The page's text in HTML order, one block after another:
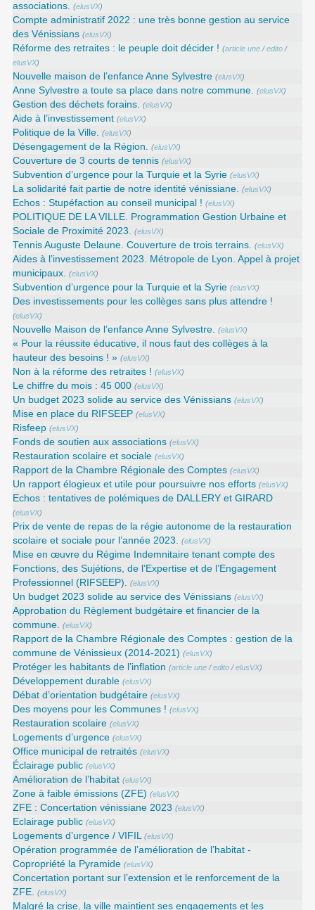
associations. (elusVX)
Compte administratif 2022 : une très bonne gestion au service
des Vénissians (elusVX)
Réforme des retraites : le peuple doit décider ! (article une /edito /
elusVX)
Nouvelle maison de l’enfance Anne Sylvestre (elusVX)
Anne Sylvestre a toute sa place dans notre commune. (elusVX)
Gestion des déchets forains. (elusVX)
Aide à l’investissement (elusVX)
Politique de la Ville. (elusVX)
Désengagement de la Région. (elusVX)
Couverture de 3 courts de tennis (elusVX)
Subvention d’urgence pour la Turquie et la Syrie (elusVX)
La solidarité fait partie de notre identité vénissiane. (elusVX)
Echos : Stupéfaction au conseil municipal ! (elusVX)
POLITIQUE DE LA VILLE. Programmation Gestion Urbaine et
Sociale de Proximité 2023. (elusVX)
Tennis Auguste Delaune. Couverture de trois terrains. (elusVX)
Aides à l’investissement 2023. Métropole de Lyon. Appel à projet
municipaux. (elusVX)
Subvention d’urgence pour la Turquie et la Syrie (elusVX)
Des investissements pour les collèges sans plus attendre !
(elusVX)
Nouvelle Maison de l’enfance Anne Sylvestre. (elusVX)
« Pour la réussite éducative, il nous faut des collèges à la
hauteur des besoins ! » (elusVX)
Non à la réforme des retraites ! (elusVX)
Le chiffre du mois : 45 000 (elusVX)
Un budget 2023 solide au service des Vénissians (elusVX)
Mise en place du RIFSEEP (elusVX)
Risfeep (elusVX)
Fonds de soutien aux associations (elusVX)
Restauration scolaire et sociale (elusVX)
Rapport de la Chambre Régionale des Comptes (elusVX)
Un rapport élogieux et utile pour poursuivre nos efforts (elusVX)
Echos : tentatives de polémiques de DALLERY et GIRARD
(elusVX)
Prix de vente de repas de la régie autonome de la restauration
scolaire et sociale pour l’année 2023. (elusVX)
Mise en œuvre du Régime Indemnitaire tenant compte des
Fonctions, des Sujétions, de l’Expertise et de l’Engagement
Professionnel (RIFSEEP). (elusVX)
Un budget 2023 solide au service des Vénissians (elusVX)
Approbation du Règlement budgétaire et financier de la
commune. (elusVX)
Rapport de la Chambre Régionale des Comptes : gestion de la
commune de Vénissieux (2014-2021) (elusVX)
Protéger les habitants de l’inflation (article une /edito /elusVX)
Développement durable (elusVX)
Débat d’orientation budgétaire (elusVX)
Des moyens pour les Communes ! (elusVX)
Restauration scolaire (elusVX)
Logements d’urgence (elusVX)
Office municipal de retraités (elusVX)
Éclairage public (elusVX)
Amélioration de l’habitat (elusVX)
Zone à faible émissions (ZFE) (elusVX)
ZFE : Concertation vénissiane 2023 (elusVX)
Eclairage public (elusVX)
Logements d’urgence / VIFIL (elusVX)
Opération programmée de l’amélioration de l’habitat -
Copropriété la Pyramide (elusVX)
Concertation portant sur l’extension et le renforcement de la
ZFE. (elusVX)
Malgré la crise, la ville maintient ses engagements et les